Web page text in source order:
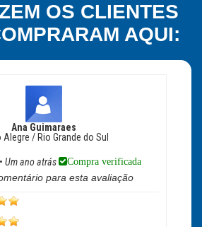
OS CLIENTES
AQUI:
Ana Guimaraes
Alegre / Rio Grande do Sul
• Um ano atrás Compra verificada
para esta avaliação